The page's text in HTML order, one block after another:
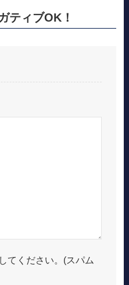
ティブOK！
てください。(スパム